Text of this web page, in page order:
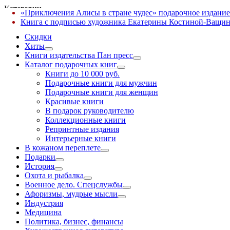
Категории
Скидки
Хиты
Книги издательства Пан пресс
Каталог подарочных книг
Книги до 10 000 руб.
Подарочные книги для мужчин
Подарочные книги для женщин
Красивые книги
В подарок руководителю
Коллекционные книги
Репринтные издания
Интерьерные книги
В кожаном переплете
Подарки
История
Охота и рыбалка
Военное дело. Спецслужбы
Афоризмы, мудрые мысли
Индустрия
Медицина
Политика, бизнес, финансы
«Приключения Алисы в стране чудес» подарочное издание
Книга с подписью художника Екатерины Костиной-